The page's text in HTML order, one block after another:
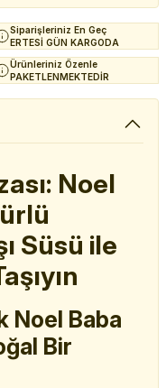
Siparişleriniz En Geç
ERTESİ GÜN KARGODA
Ürünleriniz Özenle
PAKETLENMEKTEDİR
Noel
Süsü ile
Noel Baba
Bir